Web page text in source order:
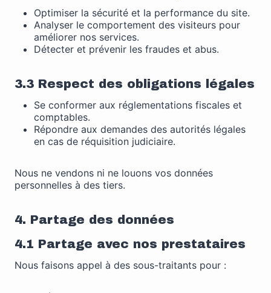
Optimiser la sécurité et la performance du site.
Analyser le comportement des visiteurs pour
améliorer nos services.
Détecter et prévenir les fraudes et abus.
3.3 Respect des obligations légales
Se conformer aux réglementations fiscales et
comptables.
Répondre aux demandes des autorités légales
en cas de réquisition judiciaire.
Nous ne vendons ni ne louons vos données
personnelles à des tiers.
4. Partage des données
4.1 Partage avec nos prestataires
Nous faisons appel à des sous-traitants pour :